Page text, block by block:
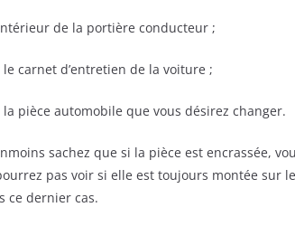
de la portière conducteur ;
carnet d’entretien de la voiture ;
pièce automobile que vous désirez changer.
sachez que si la pièce est encrassée,
pas voir si elle est toujours montée sur
ce dernier cas.